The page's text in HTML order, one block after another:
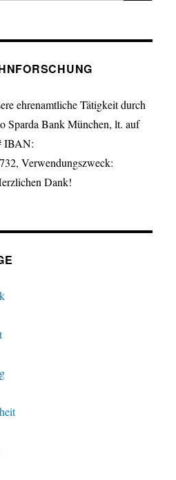
ehrenamtliche Tätigkeit durch
Sparda Bank München, lt. auf
IBAN:
Verwendungszweck:
Dank!